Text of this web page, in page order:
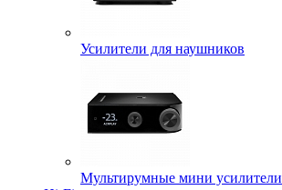
Усилители для наушников
Мультирумные мини усилители